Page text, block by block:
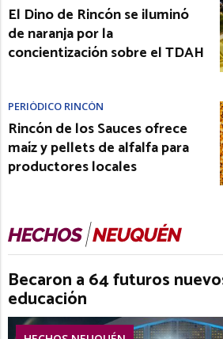
El Dino de Rincón se iluminó
de naranja por la
concientización sobre el TDAH
PERIÓDICO RINCÓN
Rincón de los Sauces ofrece
maíz y pellets de alfalfa para
productores locales
Becaron a 64 futuros
educación